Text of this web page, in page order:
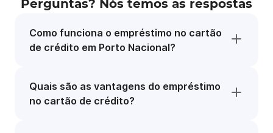
Perguntas? Nós temos as respostas
Como funciona o empréstimo no cartão
de crédito em Porto Nacional?
Quais são as vantagens do empréstimo
no cartão de crédito?